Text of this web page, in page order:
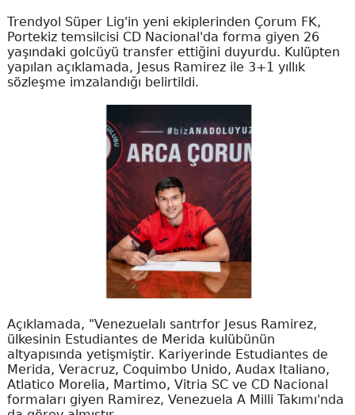
Trendyol Süper Lig'in yeni ekiplerinden Çorum FK,
Portekiz temsilcisi CD Nacional'da forma giyen 26
yaşındaki golcüyü transfer ettiğini duyurdu. Kulüpten
yapılan açıklamada, Jesus Ramirez ile 3+1 yıllık
sözleşme imzalandığı belirtildi.
Açıklamada, "Venezuelalı santrfor Jesus Ramirez,
ülkesinin Estudiantes de Merida kulübünün
altyapısında yetişmiştir. Kariyerinde Estudiantes de
Merida, Veracruz, Coquimbo Unido, Audax Italiano,
Atlatico Morelia, Martimo, Vitria SC ve CD Nacional
formaları giyen Ramirez, Venezuela A Milli Takımı'nda